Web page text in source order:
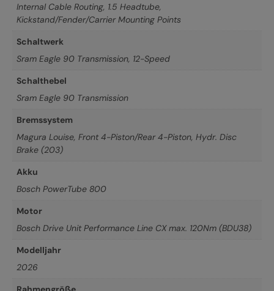
Internal Cable Routing, 1.5 Headtube,
Kickstand/Fender/Carrier Mounting Points
Schaltwerk
Sram Eagle 90 Transmission, 12-Speed
Schalthebel
Sram Eagle 90 Transmission
Bremssystem
Magura Louise, Front 4-Piston/Rear 4-Piston, Hydr. Disc
Brake (203)
Akku
Bosch PowerTube 800
Motor
Bosch Drive Unit Performance Line CX max. 120Nm (BDU38)
Modelljahr
2026